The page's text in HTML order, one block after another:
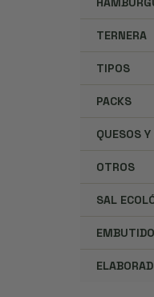
TERNERA
TIPOS
PACKS
QUESOS
OTROS
SAL